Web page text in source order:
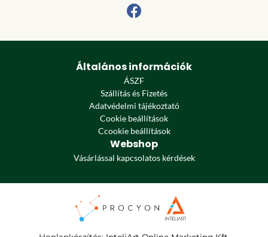
Általános információk
ÁSZF
Szállítás és Fizetés
Adatvédelmi tájékoztató
Cookie beállítások
Ccookie beállítások
Webshop
Vásárlással kapcsolatos kérdések